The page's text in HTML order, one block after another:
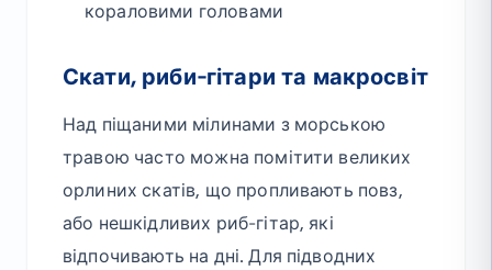
кораловими головами
Скати, риби-гітари та макросвіт
Над піщаними мілинами з морською
травою часто можна помітити великих
орлиних скатів, що пропливають повз,
або нешкідливих риб-гітар, які
відпочивають на дні. Для підводних